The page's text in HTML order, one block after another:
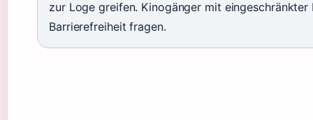
zur Loge greifen. Kinogänger mit
Barrierefreiheit fragen.